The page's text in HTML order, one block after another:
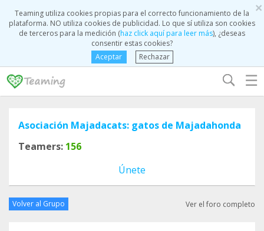
×
Teaming utiliza cookies propias para el correcto funcionamiento de la
plataforma. NO utiliza cookies de publicidad. Lo que sí utiliza son cookies
de terceros para la medición (haz click aquí para leer más), ¿deseas
consentir estas cookies?
Aceptar
Rechazar
☰
Asociación Majadacats: gatos de Majadahonda
Teamers: 156
Únete
Volver al Grupo Ver el foro completo